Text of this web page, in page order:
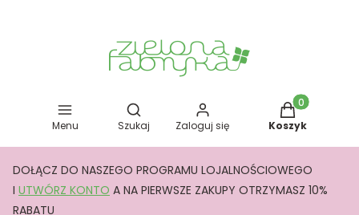
Menu
Otwórz wyszukiwarkę
Szukaj Zaloguj się
Produkty w
Koszyk
DOŁĄCZ DO NASZEGO PROGRAMU LOJALNOŚCIOWEGO
I UTWÓRZ KONTO A NA PIERWSZE ZAKUPY OTRZYMASZ 10%
RABATU